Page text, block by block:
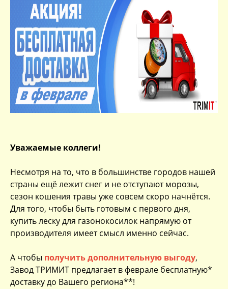
Уважаемые коллеги!
Несмотря на то, что в большинстве городов нашей
страны ещё лежит снег и не отступают морозы,
сезон кошения травы уже совсем скоро начнётся.
Для того, чтобы быть готовым с первого дня,
купить леску для газонокосилок напрямую от
производителя имеет смысл именно сейчас.
А чтобы получитьдополнительную выгоду,
Завод ТРИМИТ предлагает в феврале бесплатную*
доставку до Вашего региона**!